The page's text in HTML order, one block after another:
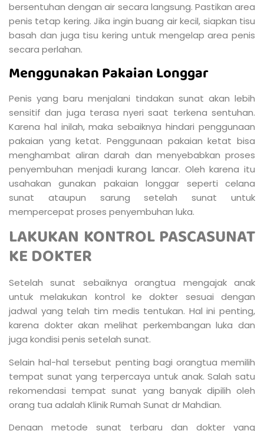
bersentuhan dengan air secara langsung. Pastikan area
penis tetap kering. Jika ingin buang air kecil, siapkan tisu
basah dan juga tisu kering untuk mengelap area penis
secara perlahan.
Menggunakan Pakaian Longgar
Penis yang baru menjalani tindakan sunat akan lebih
sensitif dan juga terasa nyeri saat terkena sentuhan.
Karena hal inilah, maka sebaiknya hindari penggunaan
pakaian yang ketat. Penggunaan pakaian ketat bisa
menghambat aliran darah dan menyebabkan proses
penyembuhan menjadi kurang lancar. Oleh karena itu
usahakan gunakan pakaian longgar seperti celana
sunat ataupun sarung setelah sunat untuk
mempercepat proses penyembuhan luka.
LAKUKAN KONTROL PASCASUNAT
KE DOKTER
Setelah sunat sebaiknya orangtua mengajak anak
untuk melakukan kontrol ke dokter sesuai dengan
jadwal yang telah tim medis tentukan. Hal ini penting,
karena dokter akan melihat perkembangan luka dan
juga kondisi penis setelah sunat.
Selain hal-hal tersebut penting bagi orangtua memilih
tempat sunat yang terpercaya untuk anak. Salah satu
rekomendasi tempat sunat yang banyak dipilih oleh
orang tua adalah Klinik Rumah Sunat dr Mahdian.
Dengan metode sunat terbaru dan dokter yang